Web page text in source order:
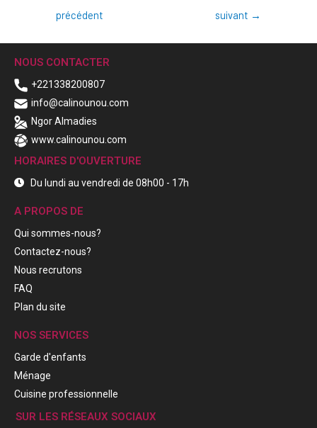
précédent
suivant →
NOUS CONTACTER
+221338200807
info@calinounou.com
Ngor Almadies
www.calinounou.com
HORAIRES D'OUVERTURE
Du lundi au vendredi de 08h00 - 17h
A PROPOS DE
Qui sommes-nous?
Contactez-nous?
Nous recrutons
FAQ
Plan du site
NOS SERVICES
Garde d'enfants
Ménage
Cuisine professionnelle
SUR LES RÉSEAUX SOCIAUX